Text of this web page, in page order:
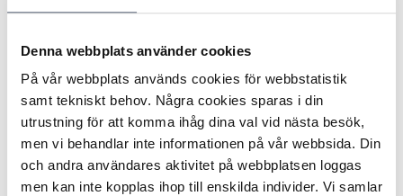
Denna webbplats använder cookies
På vår webbplats används cookies för webbstatistik
samt tekniskt behov. Några cookies sparas i din
utrustning för att komma ihåg dina val vid nästa besök,
men vi behandlar inte informationen på vår webbsida. Din
och andra användares aktivitet på webbplatsen loggas
men kan inte kopplas ihop till enskilda individer. Vi samlar
Så funkar det:
Du får en kod till mobilen eller använder en app för att
bekräfta.
Det gör det mycket svårare för bedragare att ta sig in,
även om de har ditt lösenord.
Senast uppdaterad:
2025-10-30